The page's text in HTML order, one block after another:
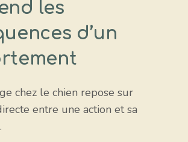
les
d’un
chez le chien repose sur
entre une action et sa